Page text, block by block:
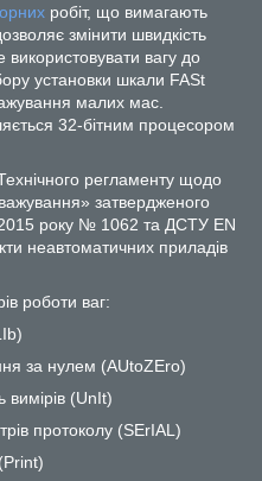
робіт, що вимагають
змінити швидкість
вагу до
установки шкали FASt
малих мас.
32-бітним процесором
регламенту щодо
затвердженого
року № 1062 та ДСТУ EN
неавтоматичних приладів
роботи ваг:
за нулем (AUtoZEro)
вимірів (UnIt)
протоколу (SErIAL)